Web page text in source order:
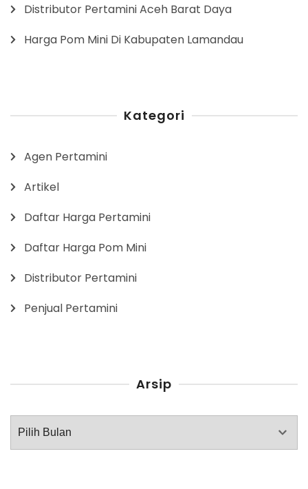
Distributor Pertamini Aceh Barat Daya
Harga Pom Mini Di Kabupaten Lamandau
Kategori
Agen Pertamini
Artikel
Daftar Harga Pertamini
Daftar Harga Pom Mini
Distributor Pertamini
Penjual Pertamini
Arsip
Arsip